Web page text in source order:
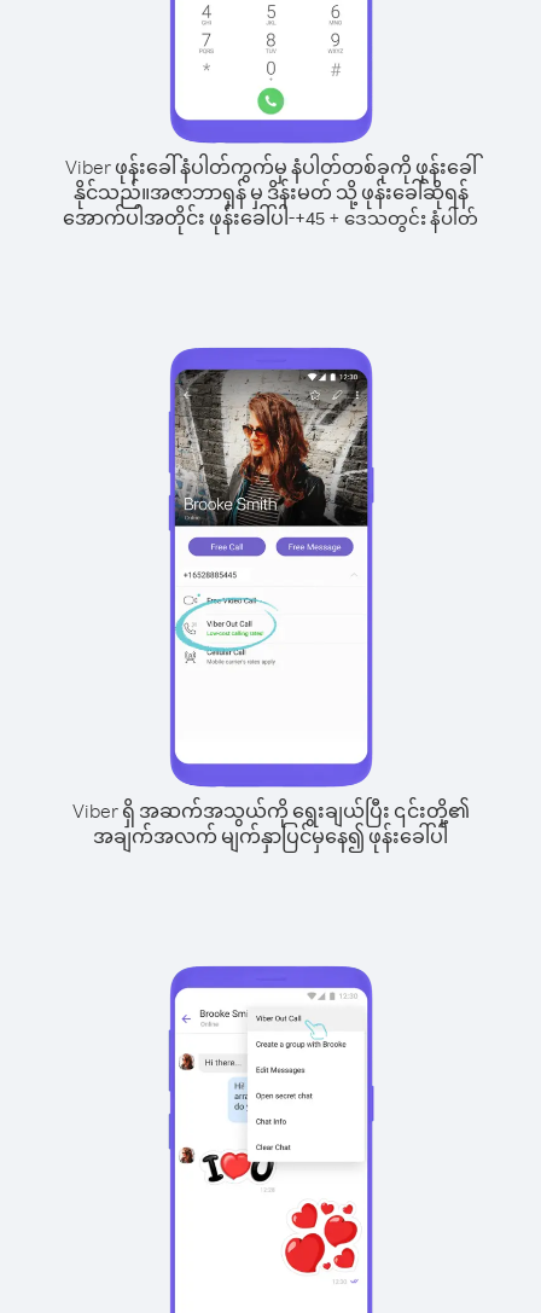
Viber ဖုန်းခေါ်နံပါတ်ကွက်မှ နံပါတ်တစ်ခုကို ဖုန်းခေါ်
နိုင်သည်။အဇာဘာရှန် မှ ဒိန်းမတ် သို့ ဖုန်းခေါ်ဆိုရန်
အောက်ပါအတိုင်း ဖုန်းခေါ်ပါ-+45 + ဒေသတွင်း နံပါတ်
Viber ရှိ အဆက်အသွယ်ကို ရွေးချယ်ပြီး ၎င်းတို့၏
အချက်အလက် မျက်နှာပြင်မှနေ၍ ဖုန်းခေါ်ပါ